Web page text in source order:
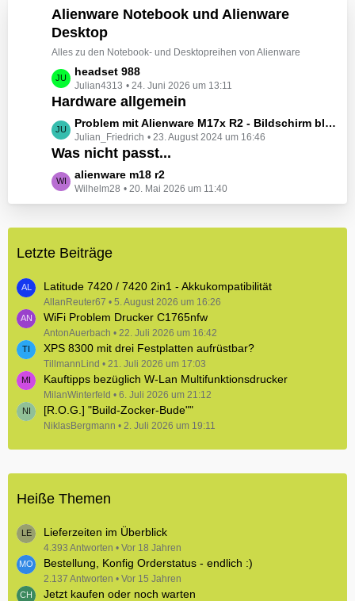
e
t
r
ä
g
e
e
B
e
i
t
r
ä
g
e
Alienware Notebook und Alienware
Desktop
Alles zu den Notebook- und Desktopreihen von Alienware
L
e
t
z
t
e
e
r
g
headset 988
Julian4313 24. Juni 2026 um 13:11
Hardware allgemein
L
e
t
z
t
e
i
ä
g
e
Problem mit Alienware M17x R2 - Bildschirm bleibt schwarz beim Start
Julian_Friedrich 23. August 2024 um 16:46
Was nicht passt...
L
e
t
e
e
i
t
r
ä
g
e
alienware m18 r2
Wilhelm28 20. Mai 2026 um 11:40
Letzte Beiträge
Latitude 7420 / 7420 2in1 - Akkukompatibilität
AllanReuter67 5. August 2026 um 16:26
WiFi Problem Drucker C1765nfw
AntonAuerbach 22. Juli 2026 um 16:42
XPS 8300 mit drei Festplatten aufrüstbar?
TillmannLind 21. Juli 2026 um 17:03
Kauftipps bezüglich W-Lan Multifunktionsdrucker
MilanWinterfeld 6. Juli 2026 um 21:12
[R.O.G.] "Build-Zocker-Bude""
NiklasBergmann 2. Juli 2026 um 19:11
Heiße Themen
Lieferzeiten im Überblick
4.393 Antworten Vor 18 Jahren
Bestellung, Konfig Orderstatus - endlich :)
2.137 Antworten Vor 15 Jahren
Jetzt kaufen oder noch warten